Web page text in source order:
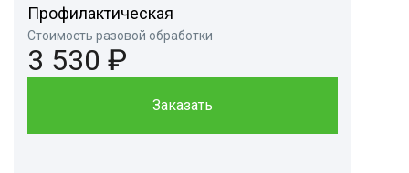
Профилактическая
Стоимость разовой обработки
3 530 ₽
Заказать